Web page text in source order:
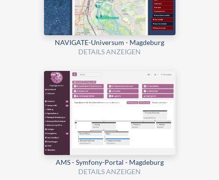
NAVIGATE-Universum - Magdeburg
DETAILS ANZEIGEN
AMS - Symfony-Portal - Magdeburg
DETAILS ANZEIGEN